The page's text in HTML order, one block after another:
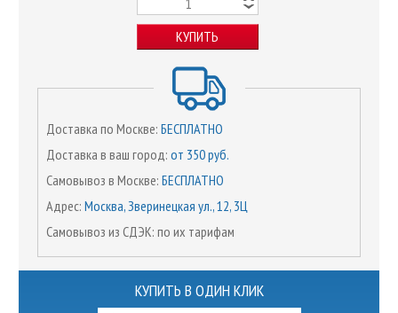
КУПИТЬ
Доставка по Москве: БЕСПЛАТНО
Доставка в ваш город: от 350 руб.
Самовывоз в Москве: БЕСПЛАТНО
Адрес: Москва, Зверинецкая ул., 12, 3Ц
Самовывоз из СДЭК: по их тарифам
КУПИТЬ В ОДИН КЛИК